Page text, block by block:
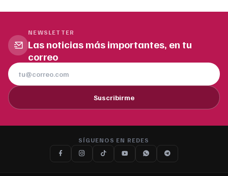
NEWSLETTER
Las noticias más importantes, en tu
correo
Suscribirme
SÍGUENOS EN REDES